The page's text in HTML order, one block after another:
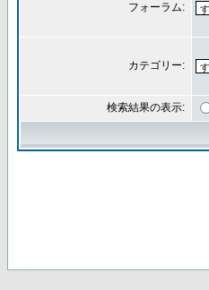
フォーラム:
カテゴリー:
検索結果の表示: